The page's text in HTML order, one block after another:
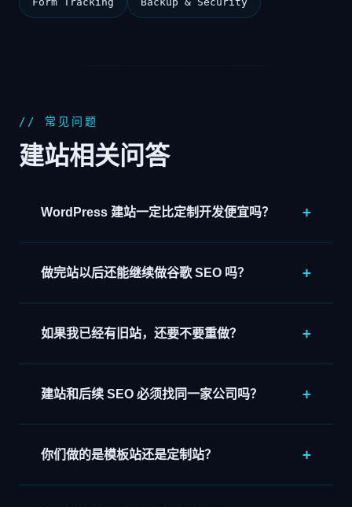
// 常见问题
建站相关问答
WordPress 建站一定比定制开发便宜吗？
做完站以后还能继续做谷歌 SEO 吗？
如果我已经有旧站，还要不要重做？
建站和后续 SEO 必须找同一家公司吗？
你们做的是模板站还是定制站？